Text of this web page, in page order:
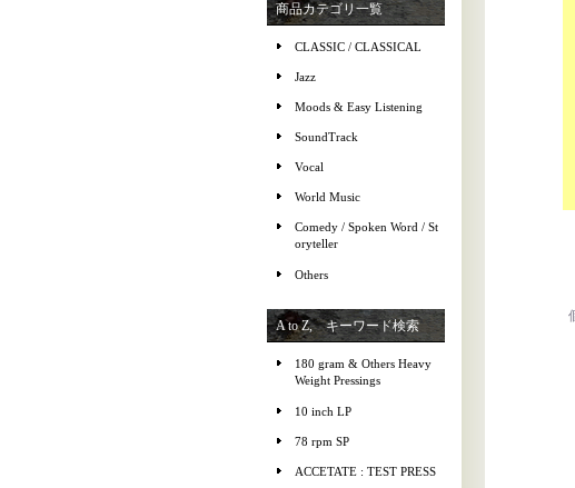
商品カテゴリ一覧
CLASSIC / CLASSICAL
Jazz
Moods & Easy Listening
SoundTrack
Vocal
World Music
Comedy / Spoken Word / St
oryteller
Others
A to Z, キーワード検索
180 gram & Others Heavy
Weight Pressings
10 inch LP
78 rpm SP
ACCETATE : TEST PRESS